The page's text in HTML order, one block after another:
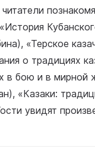
«Терское
о традициях
в бою и в мирной
«Казаки:
увидят